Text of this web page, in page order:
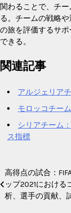
関わることで、チ
る。チームの戦略
の旅を評価するサ
できる。
関連記事
アルジェリア
モロッコチー
シリアチーム
ス指標
Post
navigation
高得点の試合：
ップ2021における
析、選手の貢献、